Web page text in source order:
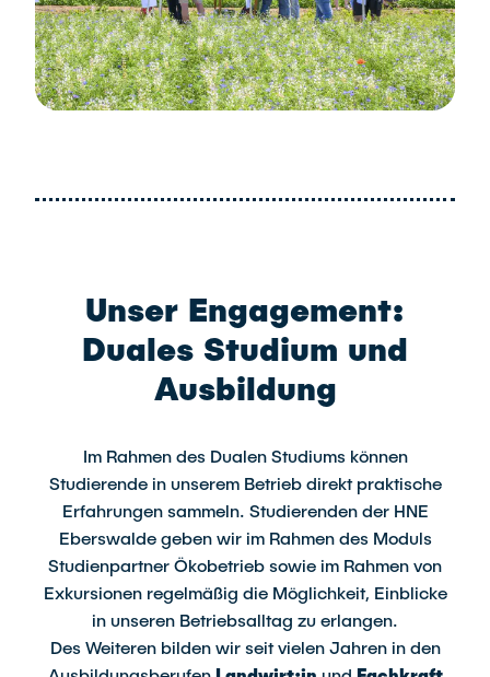
Unser Engagement:
Duales Studium und
Ausbildung
Im Rahmen des Dualen Studiums können
Studierende in unserem Betrieb direkt praktische
Erfahrungen sammeln. Studierenden der HNE
Eberswalde geben wir im Rahmen des Moduls
Studienpartner Ökobetrieb sowie im Rahmen von
Exkursionen regelmäßig die Möglichkeit, Einblicke
in unseren Betriebsalltag zu erlangen.
Des Weiteren bilden wir seit vielen Jahren in den